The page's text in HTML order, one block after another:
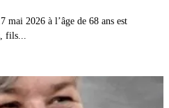
mai 2026 à l’âge de 68 ans est
fils...